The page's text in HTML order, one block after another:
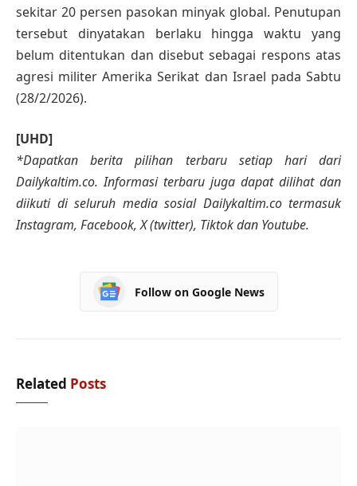
sekitar 20 persen pasokan minyak global. Penutupan
tersebut dinyatakan berlaku hingga waktu yang
belum ditentukan dan disebut sebagai respons atas
agresi militer Amerika Serikat dan Israel pada Sabtu
(28/2/2026).
[UHD]
*Dapatkan berita pilihan terbaru setiap hari dari
Dailykaltim.co. Informasi terbaru juga dapat dilihat dan
diikuti di seluruh media sosial Dailykaltim.co termasuk
Instagram, Facebook, X (twitter), Tiktok dan Youtube.
Follow on Google News
Related Posts